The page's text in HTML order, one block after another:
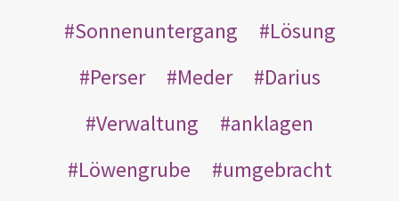
Sonnenuntergang
Lösung
Perser
Meder
Darius
Verwaltung
anklagen
Löwengrube
umgebracht